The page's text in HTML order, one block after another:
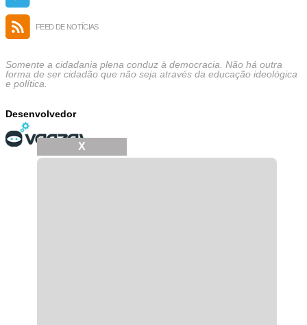
FEED DE NOTÍCIAS
Somente a cidadania plena conduz à democracia. Não há outra
forma de ser cidadão que não seja através da educação ideológica
e política.
Desenvolvedor
X